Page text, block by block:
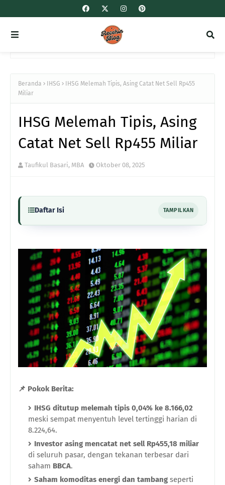
Beranda IHSG
IHSG Melemah Tipis, Asing Catat Net Sell Rp455
Miliar
IHSG Melemah Tipis, Asing
Catat Net Sell Rp455 Miliar
Taufikul Basari, MBA Oktober 08, 2025
Daftar Isi TAMPILKAN
📌 Pokok Berita:
IHSG ditutup melemah tipis 0,04% ke 8.166,02
meski sempat menyentuh level tertinggi harian di
8.224,64.
Investor asing mencatat net sell Rp455,18 miliar
di seluruh pasar, dengan tekanan terbesar dari
saham BBCA.
Saham komoditas energi dan tambang seperti